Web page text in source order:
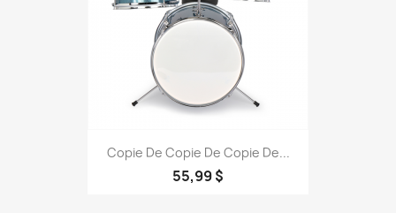
Copie De Copie De Copie De...
55,99 $